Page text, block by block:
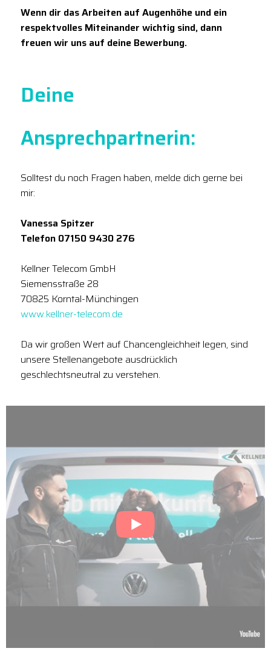
Wenn dir das Arbeiten auf Augenhöhe und ein
respektvolles Miteinander wichtig sind, dann
freuen wir uns auf deine Bewerbung.
Deine
Ansprechpartnerin:
Solltest du noch Fragen haben, melde dich gerne bei
mir:
Vanessa Spitzer
Telefon 07150 9430 276
Kellner Telecom GmbH
Siemensstraße 28
70825 Korntal-Münchingen
www.kellner-telecom.de
Da wir großen Wert auf Chancengleichheit legen, sind
unsere Stellenangebote ausdrücklich
geschlechtsneutral zu verstehen.